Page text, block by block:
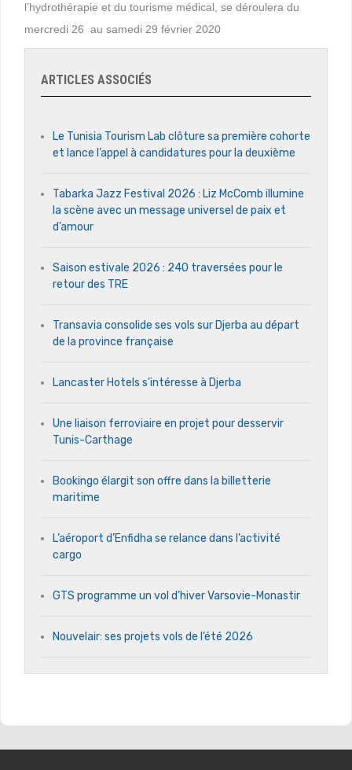
l’hydrothérapie et du tourisme médical, se déroulera du
mercredi 26 au samedi 29 février 2020
ARTICLES ASSOCIÉS
Le Tunisia Tourism Lab clôture sa première cohorte
et lance l’appel à candidatures pour la deuxième
Tabarka Jazz Festival 2026 : Liz McComb illumine
la scène avec un message universel de paix et
d’amour
Saison estivale 2026 : 240 traversées pour le
retour des TRE
Transavia consolide ses vols sur Djerba au départ
de la province française
Lancaster Hotels s’intéresse à Djerba
Une liaison ferroviaire en projet pour desservir
Tunis-Carthage
Bookingo élargit son offre dans la billetterie
maritime
L’aéroport d’Enfidha se relance dans l’activité
cargo
GTS programme un vol d’hiver Varsovie-Monastir
Nouvelair: ses projets vols de l’été 2026